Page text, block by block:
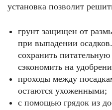
установка позволит
грунт защищен от
при выпадении
сохранить
сэкономить на
проходы между
остаются ухоженными;
с помощью грядок из